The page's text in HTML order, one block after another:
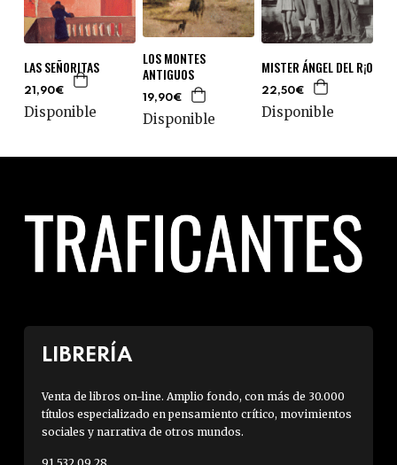
LAS SEÑORITAS
21,90€
Disponible
LOS MONTES
ANTIGUOS
19,90€
Disponible
MISTER ÁNGEL DEL R¡O
22,50€
Disponible
LIBRERÍA
Venta de libros on-line. Amplio fondo, con más de 30.000
títulos especializado en pensamiento crítico, movimientos
sociales y narrativa de otros mundos.